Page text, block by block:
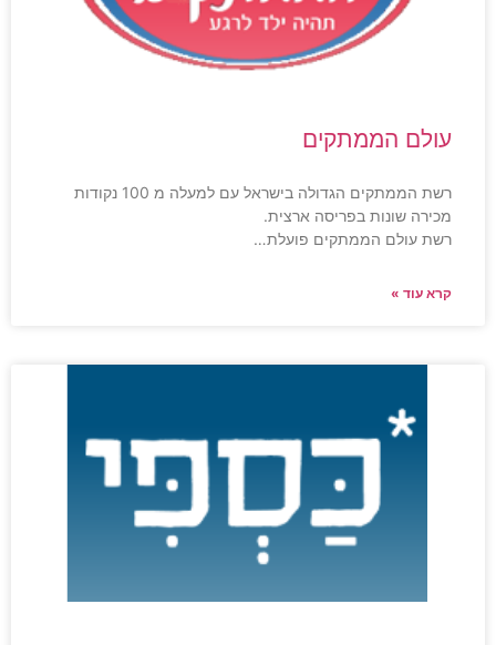
עולם הממתקים
רשת הממתקים הגדולה בישראל עם למעלה מ 100 נקודות
מכירה שונות בפריסה ארצית.
רשת עולם הממתקים פועלת…
קרא עוד »